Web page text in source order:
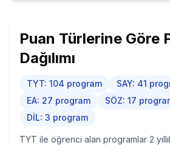
Puan Türlerine Göre
Dağılımı
TYT: 104 program SAY: 41
EA: 27 program SÖZ: 17
DİL: 3 program
TYT ile öğrenci alan programlar 2